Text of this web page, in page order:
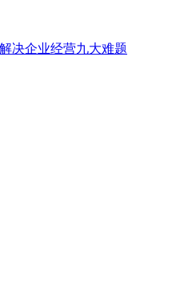
决企业经营九大难题